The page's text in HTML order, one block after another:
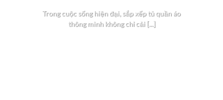
Trong cuộc sống hiện đại, sắp xếp tủ quần áo
thông minh không chỉ cải [...]